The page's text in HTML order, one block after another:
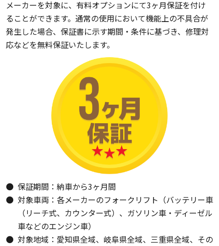
メーカーを対象に、有料オプションにて3ヶ月保証を付け
ることができます。通常の使用において機能上の不具合が
発生した場合、保証書に示す期間・条件に基づき、修理対
応などを無料保証いたします。
保証期間：納車から3ヶ月間
対象車両：各メーカーのフォークリフト（バッテリー車
（リーチ式、カウンター式）、ガソリン車・ディーゼル
車などのエンジン車）
対象地域：愛知県全域、岐阜県全域、三重県全域、その